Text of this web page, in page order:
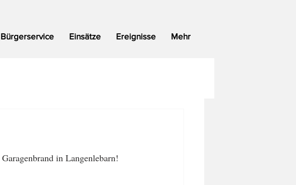
Bürgerservice Einsätze Ereignisse Mehr
in Langenlebarn!